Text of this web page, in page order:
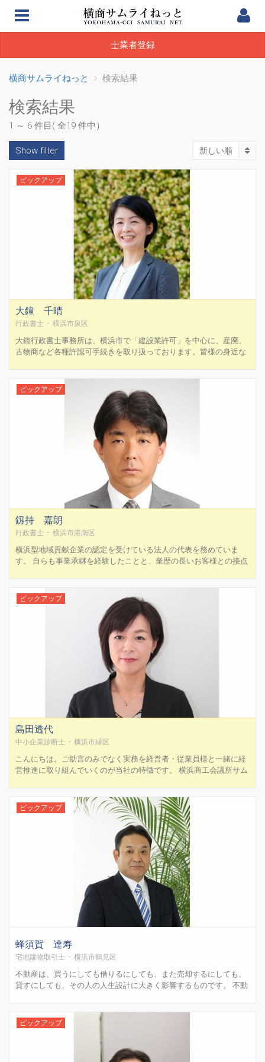
士業者登録
横商サムライねっと 検索結果
検索結果
1 ～ 6 件目( 全19 件中）
Show filter 新しい順
ピックアップ
大鐘 千晴
行政書士 - 横浜市泉区
大鐘行政書士事務所は、横浜市で「建設業許可」を中心に、産廃、
古物商など各種許認可手続きを取り扱っております。皆様の身近な
にくい専門用語なども分かりやすく、丁寧に説明させていただき...
ピックアップ
釼持 嘉朗
行政書士 - 横浜市港南区
横浜型地域貢献企業の認定を受けている法人の代表を務めていま
す。 自らも事業承継を経験したことと、業歴の長いお客様との接点
ピックアップ
島田透代
中小企業診断士 - 横浜市緑区
こんにちは。ご助言のみでなく実務を経営者・従業員様と一緒に経
営推進に取り組んでいくのが当社の特徴です。 横浜商工会議所サム
「SNSを使って集客につなげたい」「エクセルやGoogle...
ピックアップ
蜂須賀 達寿
宅地建物取引士 - 横浜市鶴見区
不動産は、買うにしても借りるにしても、また売却するにしても、
貸すにしても、その人の人生設計に大きく影響するものです。 不動
変化に対応しながら、安心・安定、また発展をしていかなくて...
ピックアップ